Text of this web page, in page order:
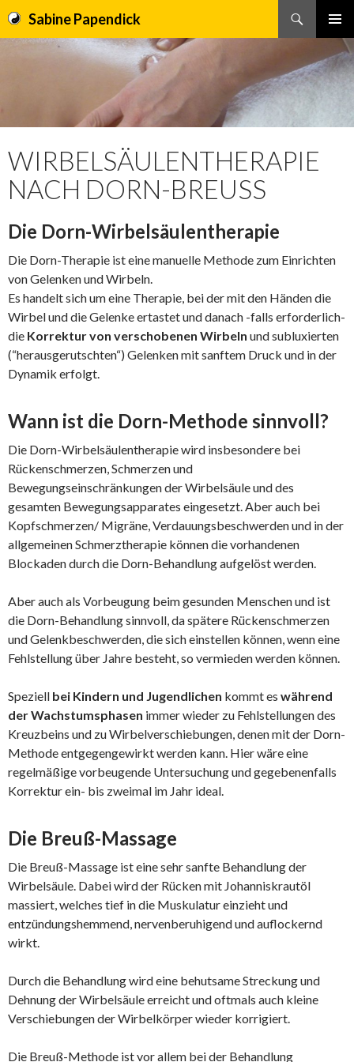
Sabine Papendick
Suchen
MENÜ
WIRBELSÄULENTHERAPIE
NACH DORN-BREUSS
Die Dorn-Wirbelsäulentherapie
Die Dorn-Therapie ist eine manuelle Methode zum Einrichten
von Gelenken und Wirbeln.
Es handelt sich um eine Therapie, bei der mit den Händen die
Wirbel und die Gelenke ertastet und danach -falls erforderlich-
die Korrektur von verschobenen Wirbeln und subluxierten
(“herausgerutschten“) Gelenken mit sanftem Druck und in der
Dynamik erfolgt.
Wann ist die Dorn-Methode sinnvoll?
Die Dorn-Wirbelsäulentherapie wird insbesondere bei
Rückenschmerzen, Schmerzen und
Bewegungseinschränkungen der Wirbelsäule und des
gesamten Bewegungsapparates eingesetzt. Aber auch bei
Kopfschmerzen/ Migräne, Verdauungsbeschwerden und in der
allgemeinen Schmerztherapie können die vorhandenen
Blockaden durch die Dorn-Behandlung aufgelöst werden.
Aber auch als Vorbeugung beim gesunden Menschen und ist
die Dorn-Behandlung sinnvoll, da spätere Rückenschmerzen
und Gelenkbeschwerden, die sich einstellen können, wenn eine
Fehlstellung über Jahre besteht, so vermieden werden können.
Speziell bei Kindern und Jugendlichen kommt es während
der Wachstumsphasen immer wieder zu Fehlstellungen des
Kreuzbeins und zu Wirbelverschiebungen, denen mit der Dorn-
Methode entgegengewirkt werden kann. Hier wäre eine
regelmäßige vorbeugende Untersuchung und gegebenenfalls
Korrektur ein- bis zweimal im Jahr ideal.
Die Breuß-Massage
Die Breuß-Massage ist eine sehr sanfte Behandlung der
Wirbelsäule. Dabei wird der Rücken mit Johanniskrautöl
massiert, welches tief in die Muskulatur einzieht und
entzündungshemmend, nervenberuhigend und auflockernd
wirkt.
Durch die Behandlung wird eine behutsame Streckung und
Dehnung der Wirbelsäule erreicht und oftmals auch kleine
Verschiebungen der Wirbelkörper wieder korrigiert.
Die Breuß-Methode ist vor allem bei der Behandlung